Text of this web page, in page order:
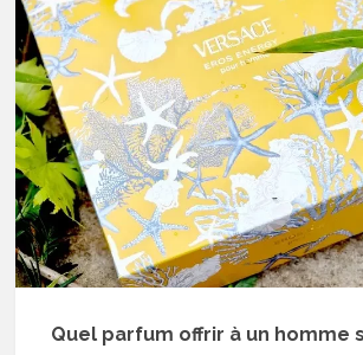
Quel parfum offrir à un homme